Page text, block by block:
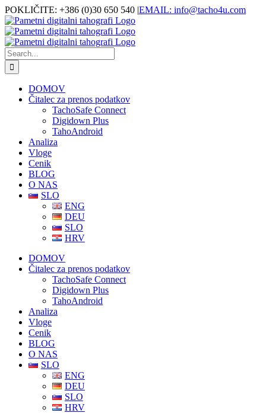
Skip
to
content
Facebook
POKLIČITE: +386 (0)30 650 540 |EMAIL: info@tacho4u.com
Search
for:
DOMOV
Čitalec za prenos podatkov
TachoSafe Connect
Digidown Plus
TahoAndroid
Analiza
Vloge
Cenik
BLOG
O NAS
SLO
ENG
DEU
SLO
HRV
DOMOV
Čitalec za prenos podatkov
TachoSafe Connect
Digidown Plus
TahoAndroid
Analiza
Vloge
Cenik
BLOG
O NAS
SLO
ENG
DEU
SLO
HRV